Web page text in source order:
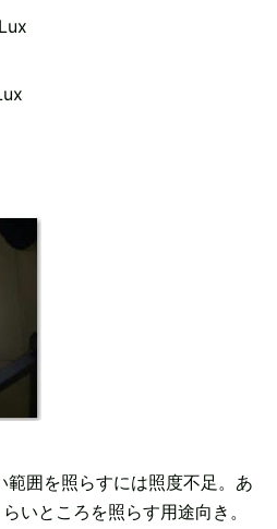
囲を照らすには照度不足。あ
いところを照らす用途向き。